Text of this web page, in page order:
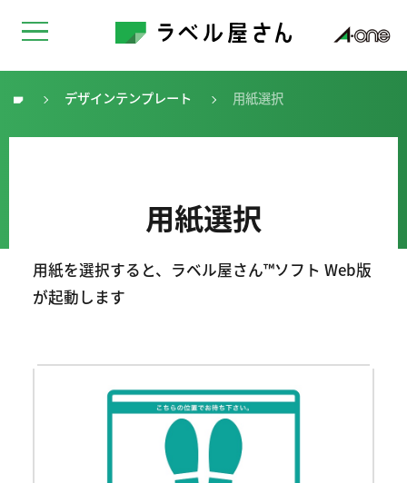
トップ デザインテンプレート 用紙選択
用紙選択
用紙を選択すると、ラベル屋さん™ソフト Web版
が起動します